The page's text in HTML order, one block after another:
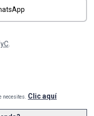
.
necesites. Clic aquí